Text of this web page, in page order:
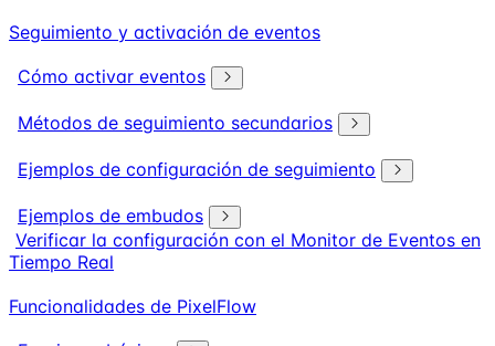
Seguimiento y activación de eventos
Cómo activar eventos
Métodos de seguimiento secundarios
Ejemplos de configuración de seguimiento
Ejemplos de embudos
Verificar la configuración con el Monitor de Eventos en
Tiempo Real
Funcionalidades de PixelFlow